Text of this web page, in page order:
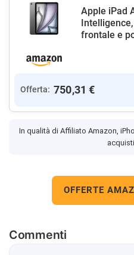
Apple iPad
frontale e
Offerta: 750,31 €
In qualità di Affiliato Amazon,
OFFERTE
Commenti